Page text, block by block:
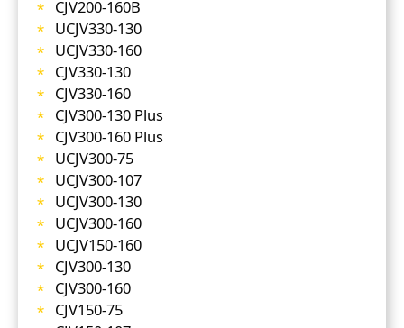
CJV200-160B
UCJV330-130
UCJV330-160
CJV330-130
CJV330-160
CJV300-130 Plus
CJV300-160 Plus
UCJV300-75
UCJV300-107
UCJV300-130
UCJV300-160
UCJV150-160
CJV300-130
CJV300-160
CJV150-75